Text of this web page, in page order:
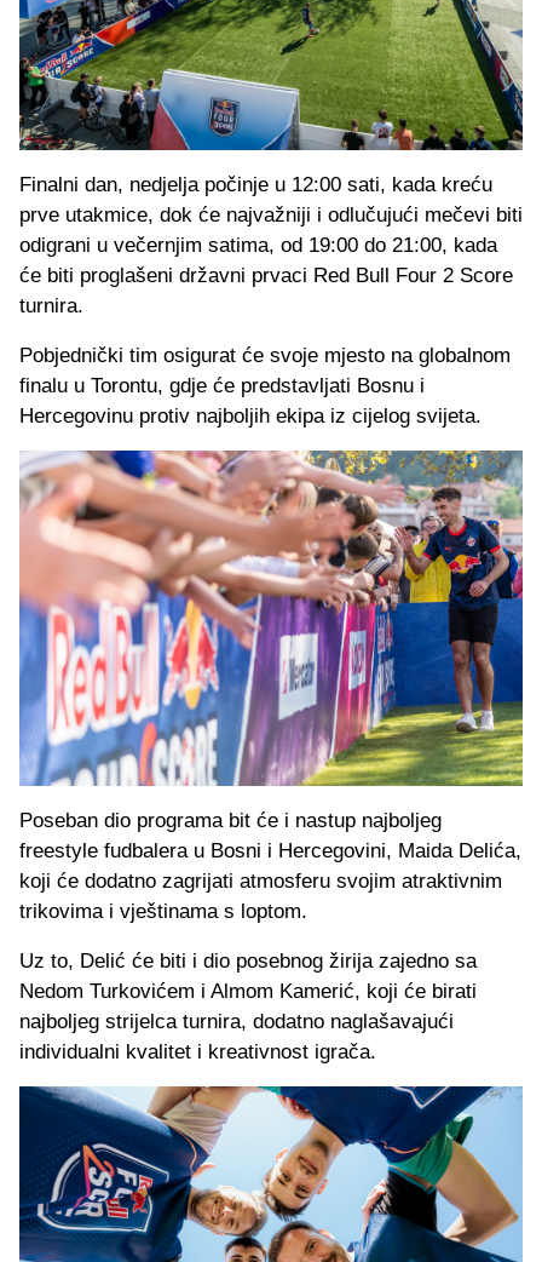
Finalni dan, nedjelja počinje u 12:00 sati, kada kreću
prve utakmice, dok će najvažniji i odlučujući mečevi biti
odigrani u večernjim satima, od 19:00 do 21:00, kada
će biti proglašeni državni prvaci Red Bull Four 2 Score
turnira.
Pobjednički tim osigurat će svoje mjesto na globalnom
finalu u Torontu, gdje će predstavljati Bosnu i
Hercegovinu protiv najboljih ekipa iz cijelog svijeta.
Poseban dio programa bit će i nastup najboljeg
freestyle fudbalera u Bosni i Hercegovini, Maida Delića,
koji će dodatno zagrijati atmosferu svojim atraktivnim
trikovima i vještinama s loptom.
Uz to, Delić će biti i dio posebnog žirija zajedno sa
Nedom Turkovićem i Almom Kamerić, koji će birati
najboljeg strijelca turnira, dodatno naglašavajući
individualni kvalitet i kreativnost igrača.